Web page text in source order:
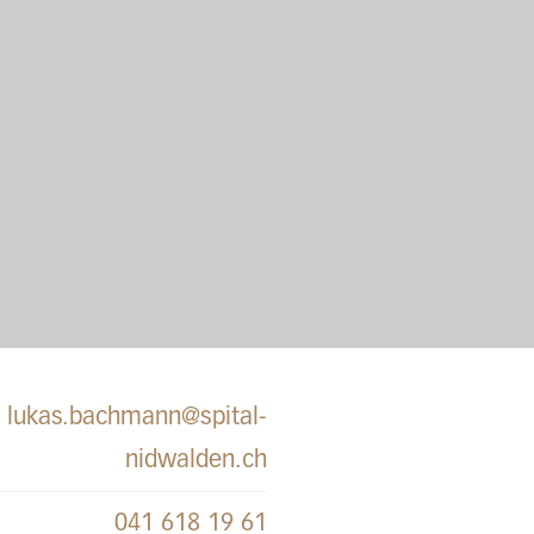
lukas.bachmann@spital-
nidwalden.ch
041 618 19 61